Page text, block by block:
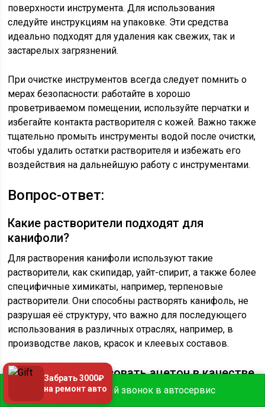
поверхности инструмента. Для использования
следуйте инструкциям на упаковке. Эти средства
идеально подходят для удаления как свежих, так и
застарелых загрязнений.
При очистке инструментов всегда следует помнить о
мерах безопасности: работайте в хорошо
проветриваемом помещении, используйте перчатки и
избегайте контакта растворителя с кожей. Важно также
тщательно промыть инструменты водой после очистки,
чтобы удалить остатки растворителя и избежать его
воздействия на дальнейшую работу с инструментами.
Вопрос-ответ:
Какие растворители подходят для
канифоли?
Для растворения канифоли используют такие
растворители, как скипидар, уайт-спирит, а также более
специфичные химикаты, например, терпеновые
растворители. Они способны растворять канифоль, не
разрушая её структуру, что важно для последующего
использования в различных отраслях, например, в
производстве лаков, красок и клеевых составов.
Можно ли использовать ацетон в качестве
растворителя для канифоли?
Бесплатный звонок в автосервис
Забрать 3000₽
на ремонт авто